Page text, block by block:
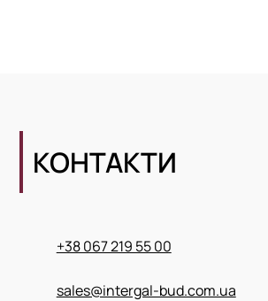
КОНТАКТИ
+38 067 219 55 00
sales@intergal-bud.com.ua